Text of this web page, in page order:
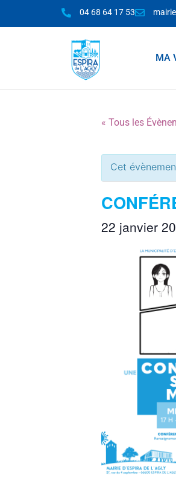
04 68 64 17 53
MA
« Tous les
Cet
22 janvier